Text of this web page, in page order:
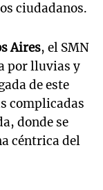
ciudadanos.
Aires, el SMN
por lluvias y
de este
complicadas
donde se
céntrica del